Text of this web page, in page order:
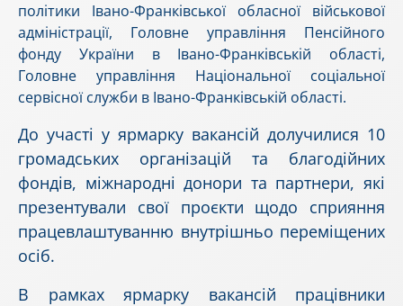
політики Івано-Франківської обласної військової
адміністрації, Головне управління Пенсійного
фонду України в Івано-Франківській області,
Головне управління Національної соціальної
сервісної служби в Івано-Франківській області.
До участі у ярмарку вакансій долучилися 10
громадських організацій та благодійних
фондів, міжнародні донори та партнери, які
презентували свої проєкти щодо сприяння
працевлаштуванню внутрішньо переміщених
осіб.
В рамках ярмарку вакансій працівники